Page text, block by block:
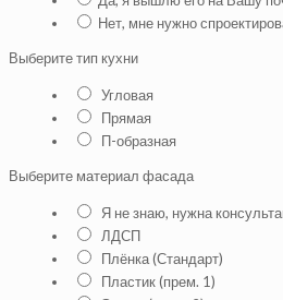
Нет, мне нужно
Выберите тип кухни
Угловая
Прямая
П-образная
Выберите материал фасада
Я не знаю, нужна
ЛДСП
Плёнка (Стандарт)
Пластик (прем. 1)